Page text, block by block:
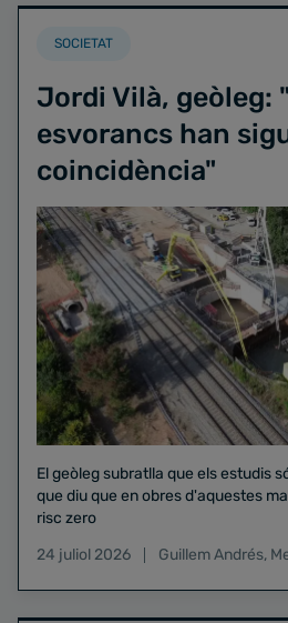
SOCIETAT
Jordi Vilà, geòleg:
esvorancs han
coincidència"
El geòleg subratlla que els estudis
que diu que en obres d'aquestes
risc zero
24 juliol 2026
Guillem Andrés,